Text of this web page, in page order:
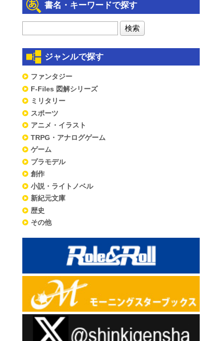
書名・キーワードで探す
ジャンルで探す
ファンタジー
F-Files 図解シリーズ
ミリタリー
スポーツ
アニメ・イラスト
TRPG・アナログゲーム
ゲーム
プラモデル
創作
小説・ライトノベル
新紀元文庫
歴史
その他